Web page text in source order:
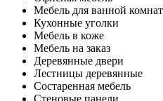
Мебель для ванной
Кухонные уголки
Мебель в коже
Мебель на заказ
Деревянные двери
Лестницы деревянные
Состаренная мебель
Стеновые панели